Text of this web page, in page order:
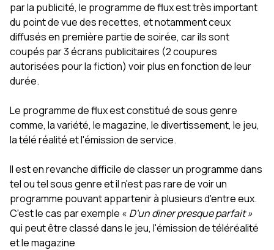
par la publicité, le programme de flux est très important
du point de vue des recettes, et notamment ceux
diffusés en première partie de soirée, car ils sont
coupés par 3 écrans publicitaires (2 coupures
autorisées pour la fiction) voir plus en fonction de leur
durée.
Le programme de flux est constitué de sous genre
comme, la variété, le magazine, le divertissement, le jeu,
la télé réalité et l'émission de service.
Il est en revanche difficile de classer un programme dans
tel ou tel sous genre et il n'est pas rare de voir un
programme pouvant appartenir à plusieurs d'entre eux.
C'est le cas par exemple « D'un diner presque parfait »
qui peut être classé dans le jeu, l'émission de téléréalité
et le magazine